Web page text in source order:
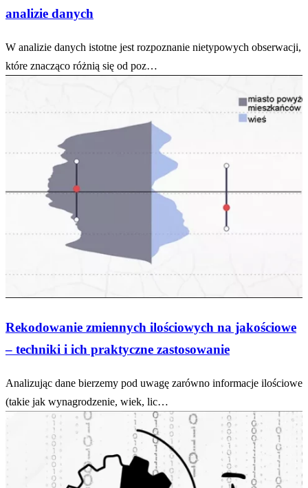
analizie danych
W analizie danych istotne jest rozpoznanie nietypowych obserwacji,
które znacząco różnią się od poz…
Rekodowanie zmiennych ilościowych na jakościowe
– techniki i ich praktyczne zastosowanie
Analizując dane bierzemy pod uwagę zarówno informacje ilościowe
(takie jak wynagrodzenie, wiek, lic…